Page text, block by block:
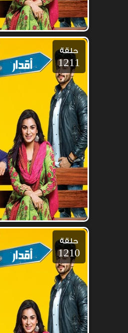
حلقة
1211
حلقة
1210